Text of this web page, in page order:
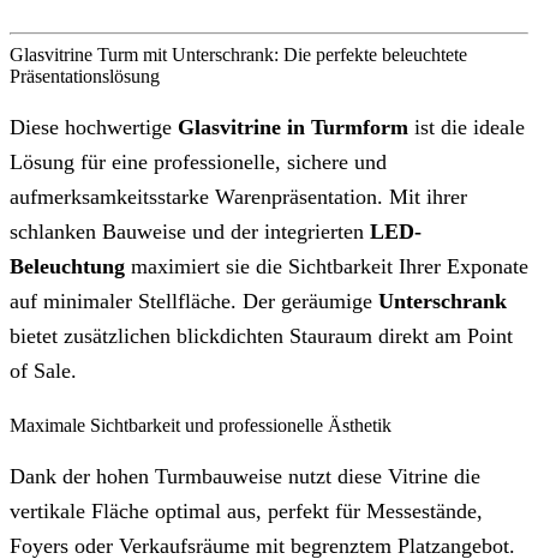
Glasvitrine Turm mit Unterschrank: Die perfekte beleuchtete
Präsentationslösung
Diese hochwertige Glasvitrine in Turmform ist die ideale
Lösung für eine professionelle, sichere und
aufmerksamkeitsstarke Warenpräsentation. Mit ihrer
schlanken Bauweise und der integrierten LED-
Beleuchtung maximiert sie die Sichtbarkeit Ihrer Exponate
auf minimaler Stellfläche. Der geräumige Unterschrank
bietet zusätzlichen blickdichten Stauraum direkt am Point
of Sale.
Maximale Sichtbarkeit und professionelle Ästhetik
Dank der hohen Turmbauweise nutzt diese Vitrine die
vertikale Fläche optimal aus, perfekt für Messestände,
Foyers oder Verkaufsräume mit begrenztem Platzangebot.